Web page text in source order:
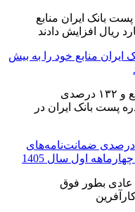
ایران منابع خود را به بیش
افزایش ۷۰ درصدی منابع و ۱۳۲ درصدی ضمانت‌نامه‌های
اول سال 1405